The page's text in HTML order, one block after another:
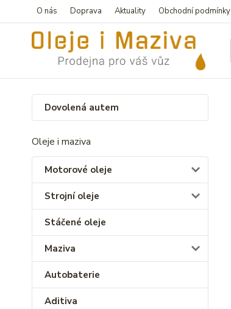
O nás Doprava Aktuality Obchodní podmínky
Dovolená autem
Oleje i maziva
Motorové oleje
Strojní oleje
Stáčené oleje
Maziva
Autobaterie
Aditiva